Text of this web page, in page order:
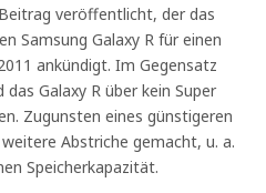
veröffentlicht, der das
Samsung Galaxy R für einen
ankündigt. Im Gegensatz
Galaxy R über kein Super
Zugunsten eines günstigeren
Abstriche gemacht, u. a.
Speicherkapazität.